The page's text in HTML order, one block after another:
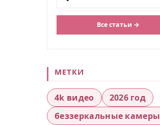
Все статьи →
МЕТКИ
4k видео
2026 год
беззеркальные камеры